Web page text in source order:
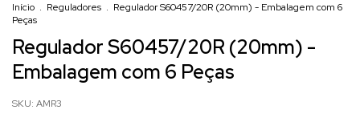
Início . Reguladores . Regulador S60457/20R (20mm) - Embalagem com 6
Peças
Regulador S60457/20R (20mm) -
Embalagem com 6 Peças
SKU: AMR3